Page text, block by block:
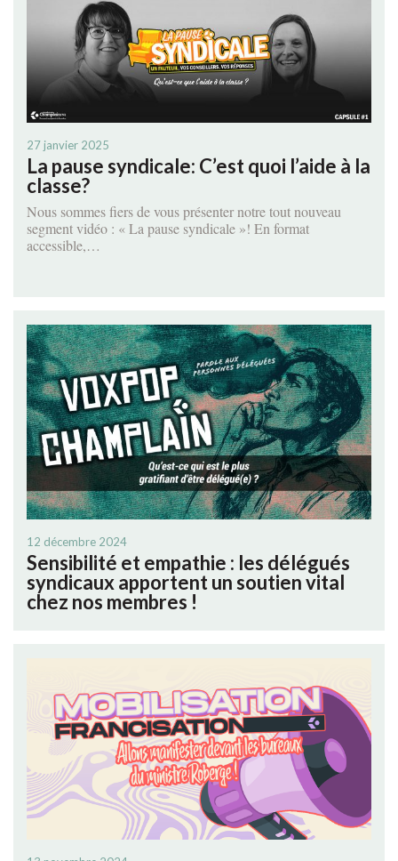
27 janvier 2025
La pause syndicale: C’est quoi l’aide à la
classe?
Nous sommes fiers de vous présenter notre tout nouveau
segment vidéo : « La pause syndicale »! En format
accessible,…
12 décembre 2024
Sensibilité et empathie : les délégués
syndicaux apportent un soutien vital
chez nos membres !